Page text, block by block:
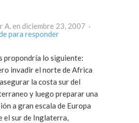
Javier A. en diciembre 23, 2007 ·
para responder
propondría lo siguiente:
invadir el norte de Africa
la costa sur del
y luego preparar una
a gran escala de Europa
el sur de Inglaterra,